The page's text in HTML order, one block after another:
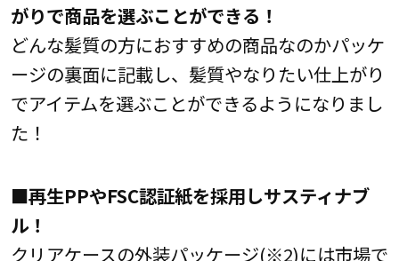
がりで商品を選ぶことができる！
どんな髪質の方におすすめの商品なのかパッケ
ージの裏面に記載し、髪質やなりたい仕上がり
でアイテムを選ぶことができるようになりまし
た！
■再生PPやFSC認証紙を採用しサスティナブ
ル！
クリアケースの外装パッケージ(※2)には市場で